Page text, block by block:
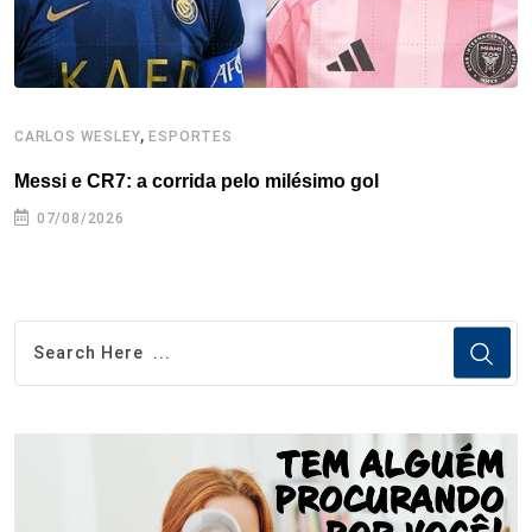
CARLOS WESLEY,ESPORTES
Messi e CR7: a corrida pelo milésimo gol
07/08/2026